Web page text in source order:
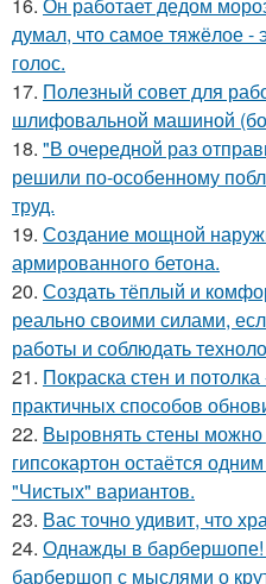
думал, что самое тяжёлое -
голос.
17. Полезный совет для
шлифовальной машиной
18. "В очередной раз
решили по-особенному
труд.
19. Создание мощной
армированного бетона.
20. Создать тёплый и
реально своими силами,
работы и соблюдать
21. Покраска стен и
практичных способов
22. Выровнять стены
гипсокартон остаётся
"Чистых" вариантов.
23. Вас точно удивит, что
24. Однажды в барбершопе!
барбершоп с мыслями о